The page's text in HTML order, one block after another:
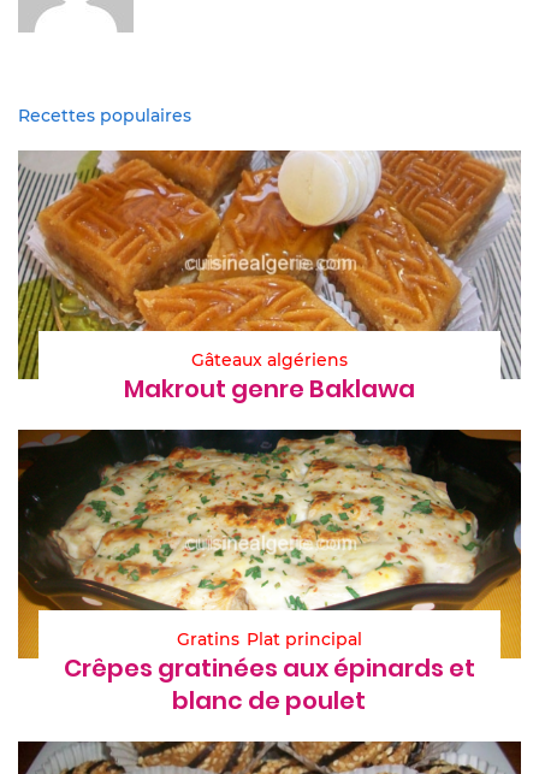
Recettes populaires
Gâteaux algériens
Makrout genre Baklawa
Gratins Plat principal
Crêpes gratinées aux épinards et
blanc de poulet